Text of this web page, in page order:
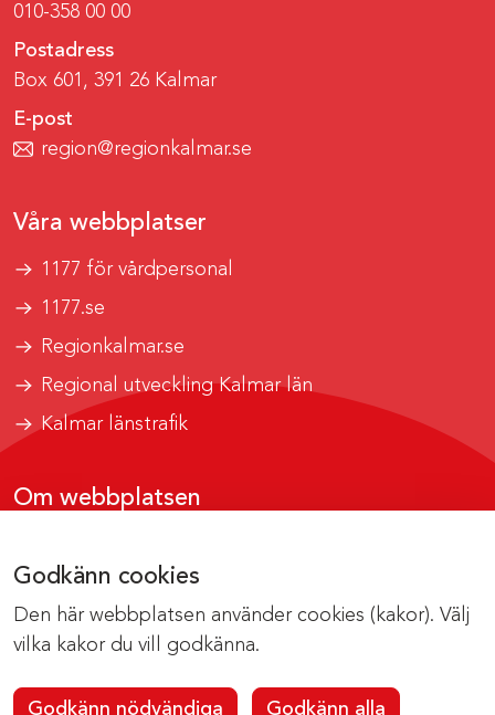
Godkänn cookies
Den här webbplatsen använder cookies (kakor). Välj
vilka kakor du vill godkänna.
Godkänn nödvändiga Godkänn alla
010-358 00 00
Postadress
Box 601, 391 26 Kalmar
E-post
region@regionkalmar.se
Våra webbplatser
1177 för vårdpersonal
1177.se
Regionkalmar.se
Regional utveckling Kalmar län
Kalmar länstrafik
Om webbplatsen
Om cookies
Kontakta webbredaktionen